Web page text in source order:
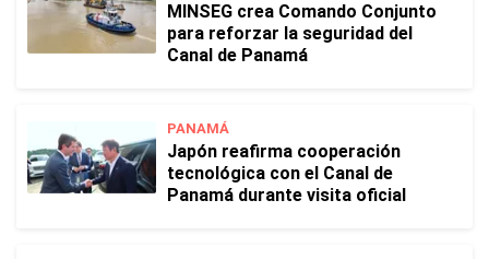
MINSEG crea Comando Conjunto
para reforzar la seguridad del
Canal de Panamá
PANAMÁ
Japón reafirma cooperación
tecnológica con el Canal de
Panamá durante visita oficial